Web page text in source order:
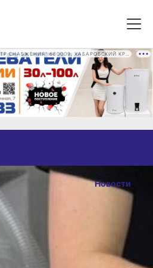
Новости
ОПУБЛИКОВАНО
07 октября 2025 г.,